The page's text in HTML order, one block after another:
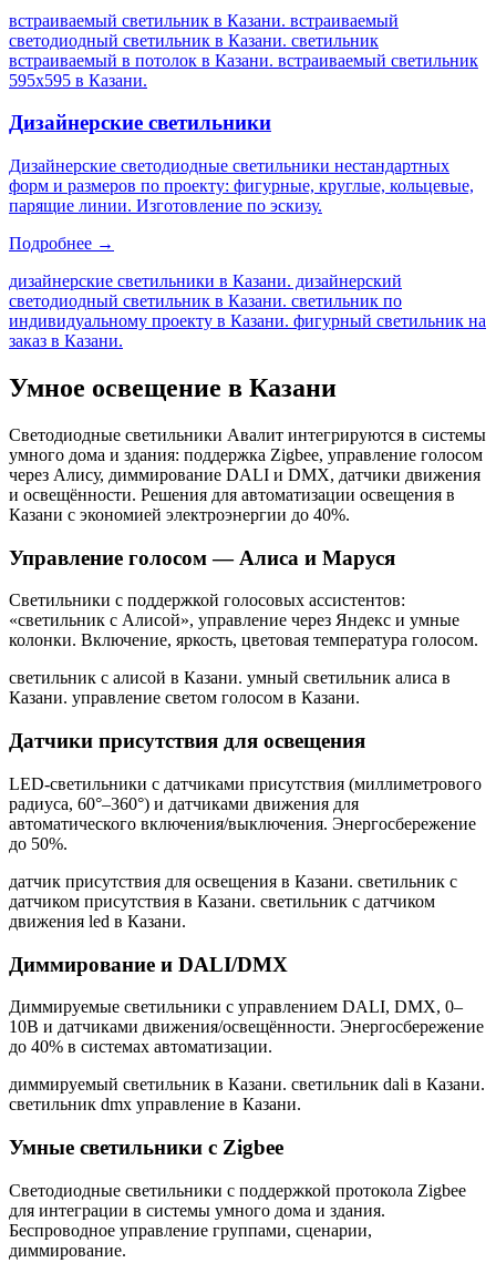
встраиваемый светильник в Казани. встраиваемый
светодиодный светильник в Казани. светильник
встраиваемый в потолок в Казани. встраиваемый светильник
595х595 в Казани.
Дизайнерские светильники
Дизайнерские светодиодные светильники нестандартных
форм и размеров по проекту: фигурные, круглые, кольцевые,
парящие линии. Изготовление по эскизу.
Подробнее →
дизайнерские светильники в Казани. дизайнерский
светодиодный светильник в Казани. светильник по
индивидуальному проекту в Казани. фигурный светильник на
заказ в Казани.
Умное освещение в Казани
Светодиодные светильники Авалит интегрируются в системы
умного дома и здания: поддержка Zigbee, управление голосом
через Алису, диммирование DALI и DMX, датчики движения
и освещённости. Решения для автоматизации освещения в
Казани с экономией электроэнергии до 40%.
Управление голосом — Алиса и Маруся
Светильники с поддержкой голосовых ассистентов:
«светильник с Алисой», управление через Яндекс и умные
колонки. Включение, яркость, цветовая температура голосом.
светильник с алисой в Казани. умный светильник алиса в
Казани. управление светом голосом в Казани.
Датчики присутствия для освещения
LED-светильники с датчиками присутствия (миллиметрового
радиуса, 60°–360°) и датчиками движения для
автоматического включения/выключения. Энергосбережение
до 50%.
датчик присутствия для освещения в Казани. светильник с
датчиком присутствия в Казани. светильник с датчиком
движения led в Казани.
Диммирование и DALI/DMX
Диммируемые светильники с управлением DALI, DMX, 0–
10В и датчиками движения/освещённости. Энергосбережение
до 40% в системах автоматизации.
диммируемый светильник в Казани. светильник dali в Казани.
светильник dmx управление в Казани.
Умные светильники с Zigbee
Светодиодные светильники с поддержкой протокола Zigbee
для интеграции в системы умного дома и здания.
Беспроводное управление группами, сценарии,
диммирование.